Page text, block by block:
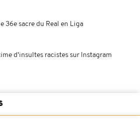
36e sacre du Real en Liga
d'insultes racistes sur Instagram